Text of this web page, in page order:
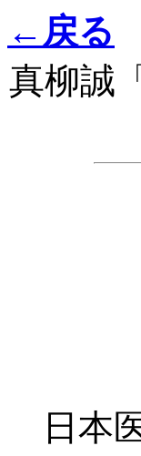
←戻る
真柳誠
日本